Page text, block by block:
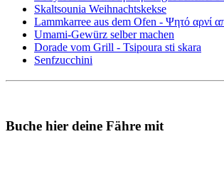
Skaltsounia Weihnachtskekse
Lammkarree aus dem Ofen - Ψητό αρνί
Umami-Gewürz selber machen
Dorade vom Grill - Tsipoura sti skara
Senfzucchini
Buche hier deine Fähre mit